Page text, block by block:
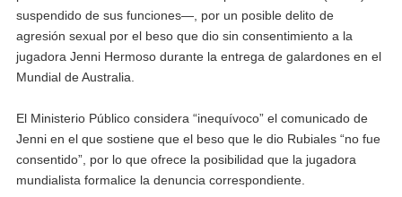
suspendido de sus funciones—, por un posible delito de
agresión sexual por el beso que dio sin consentimiento a la
jugadora Jenni Hermoso durante la entrega de galardones en el
Mundial de Australia.
El Ministerio Público considera “inequívoco” el comunicado de
Jenni en el que sostiene que el beso que le dio Rubiales “no fue
consentido”, por lo que ofrece la posibilidad que la jugadora
mundialista formalice la denuncia correspondiente.